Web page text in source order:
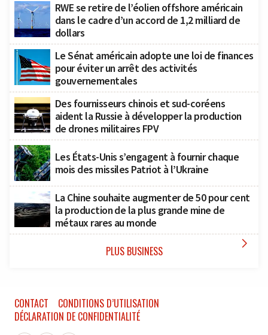
RWE se retire de l’éolien offshore américain
dans le cadre d’un accord de 1,2 milliard de
dollars
Le Sénat américain adopte une loi de finances
pour éviter un arrêt des activités
gouvernementales
Des fournisseurs chinois et sud-coréens
aident la Russie à développer la production
de drones militaires FPV
Les États-Unis s’engagent à fournir chaque
mois des missiles Patriot à l’Ukraine
La Chine souhaite augmenter de 50 pour cent
la production de la plus grande mine de
métaux rares au monde
PLUS BUSINESS 
CONTACT
CONDITIONS D’UTILISATION
DÉCLARATION DE CONFIDENTIALITÉ